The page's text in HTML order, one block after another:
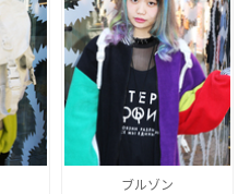
ブルゾン